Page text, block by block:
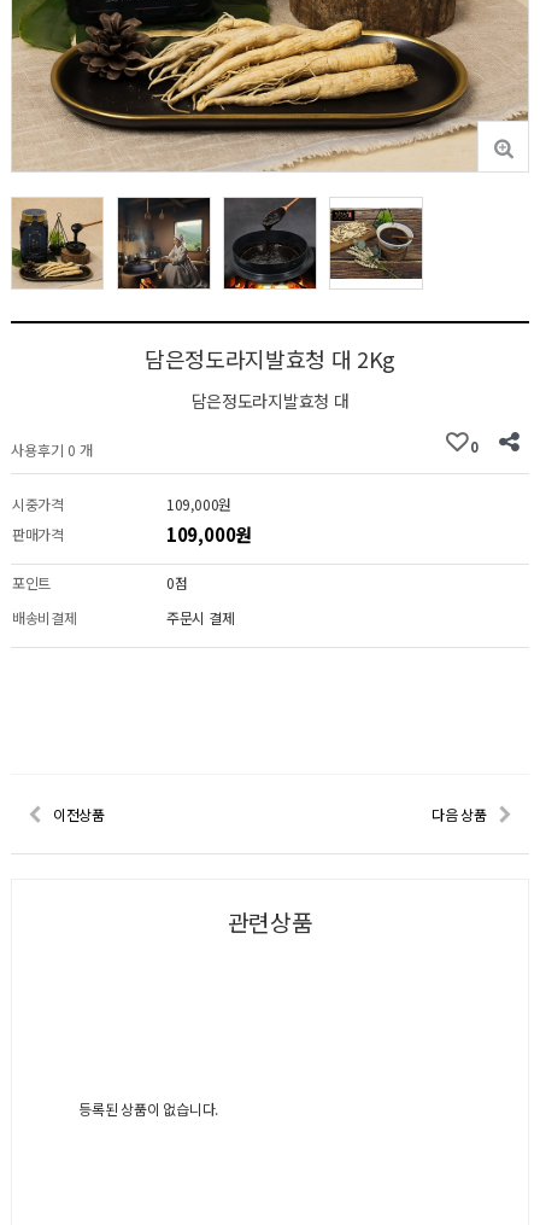
담은정도라지발효청 대 2Kg
담은정도라지발효청 대
사용후기 0 개 0
시중가격
109,000원
판매가격
109,000원
포인트
0점
배송비결제
주문시 결제
이전상품 다음 상품
관련상품
등록된 상품이 없습니다.